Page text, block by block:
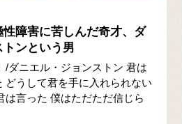
性障害に苦しんだ奇才、ダ
ンという男
/ダニエル・ジョンストン 君は
どうして君を手に入れられない
は言った 僕はただただ信じら